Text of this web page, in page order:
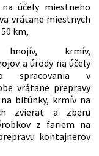
účely miestneho
vrátane miestnych
km,
krmív,
a úrody na účely
spracovania v
vrátane prepravy
bitúnky, krmív na
zvierat a zberu
z fariem na
kontajnerov